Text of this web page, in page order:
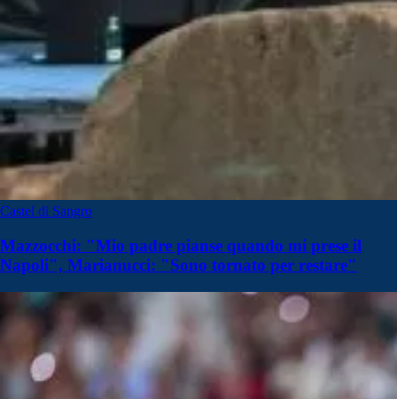
Castel di Sangro
Mazzocchi: "Mio padre pianse quando mi prese il
Napoli", Marianucci: "Sono tornato per restare"